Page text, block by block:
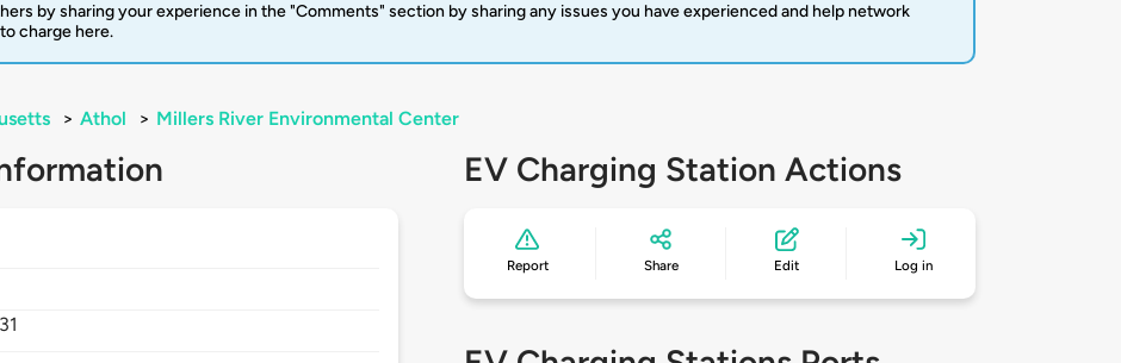
by sharing your experience in the "Comments" section by sharing any issues you have experienced and help network
charge here.
> Athol > Millers River Environmental Center
EV Charging Station Actions
Report Share Edit Log in